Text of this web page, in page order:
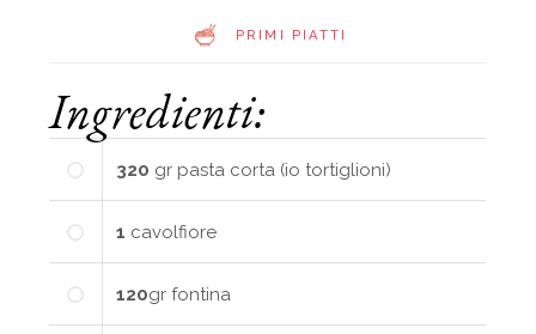
PRIMI PIATTI
Ingredienti:
320 gr pasta corta (io tortiglioni)
1 cavolfiore
120gr fontina